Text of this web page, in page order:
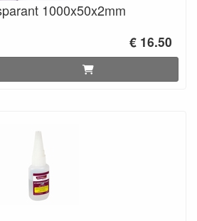
1000x50x2mm
€ 16.50